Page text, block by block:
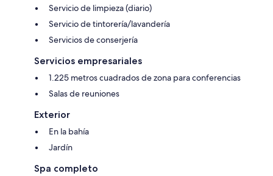
Servicio de limpieza (diario)
Servicio de tintorería/lavandería
Servicios de conserjería
Servicios empresariales
1.225 metros cuadrados de zona para conferencias
Salas de reuniones
Exterior
En la bahía
Jardín
Spa completo